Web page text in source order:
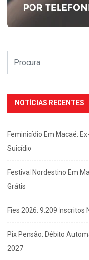
NOTÍCIAS RECENTES
Feminicídio Em Macaé:
Suicídio
Festival Nordestino Em
Grátis
Fies 2026: 9.209 Inscritos
Pix Pensão: Débito
2027